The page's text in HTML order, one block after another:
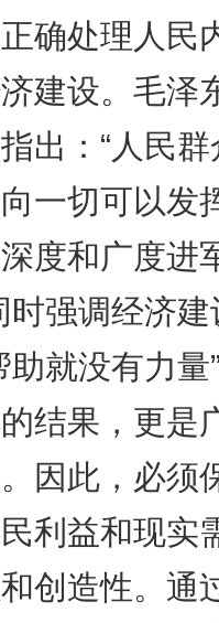
确处理人民
建设。毛泽
出：“人民
一切可以发
度和广度进
时强调经济
助就没有力
结果，更是
因此，必须
利益和现实
创造性。通